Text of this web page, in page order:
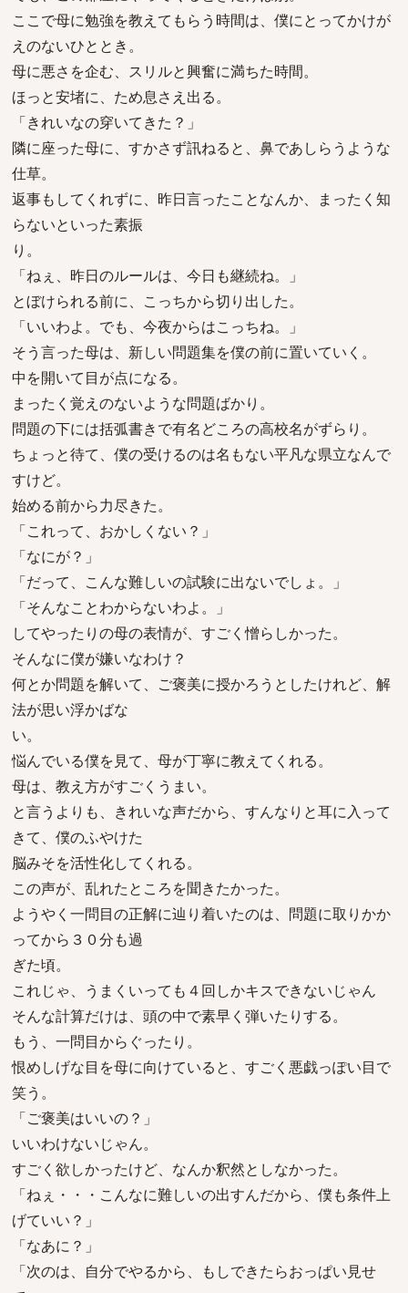
ここで母に勉強を教えてもらう時間は、僕にとってかけが
えのないひととき。
母に悪さを企む、スリルと興奮に満ちた時間。
ほっと安堵に、ため息さえ出る。
「きれいなの穿いてきた？」
隣に座った母に、すかさず訊ねると、鼻であしらうような
仕草。
返事もしてくれずに、昨日言ったことなんか、まったく知
らないといった素振
り。
「ねぇ、昨日のルールは、今日も継続ね。」
とぼけられる前に、こっちから切り出した。
「いいわよ。でも、今夜からはこっちね。」
そう言った母は、新しい問題集を僕の前に置いていく。
中を開いて目が点になる。
まったく覚えのないような問題ばかり。
問題の下には括弧書きで有名どころの高校名がずらり。
ちょっと待て、僕の受けるのは名もない平凡な県立なんで
すけど。
始める前から力尽きた。
「これって、おかしくない？」
「なにが？」
「だって、こんな難しいの試験に出ないでしょ。」
「そんなことわからないわよ。」
してやったりの母の表情が、すごく憎らしかった。
そんなに僕が嫌いなわけ？
何とか問題を解いて、ご褒美に授かろうとしたけれど、解
法が思い浮かばな
い。
悩んでいる僕を見て、母が丁寧に教えてくれる。
母は、教え方がすごくうまい。
と言うよりも、きれいな声だから、すんなりと耳に入って
きて、僕のふやけた
脳みそを活性化してくれる。
この声が、乱れたところを聞きたかった。
ようやく一問目の正解に辿り着いたのは、問題に取りかか
ってから３０分も過
ぎた頃。
これじゃ、うまくいっても４回しかキスできないじゃん
そんな計算だけは、頭の中で素早く弾いたりする。
もう、一問目からぐったり。
恨めしげな目を母に向けていると、すごく悪戯っぽい目で
笑う。
「ご褒美はいいの？」
いいわけないじゃん。
すごく欲しかったけど、なんか釈然としなかった。
「ねぇ・・・こんなに難しいの出すんだから、僕も条件上
げていい？」
「なあに？」
「次のは、自分でやるから、もしできたらおっぱい見せ